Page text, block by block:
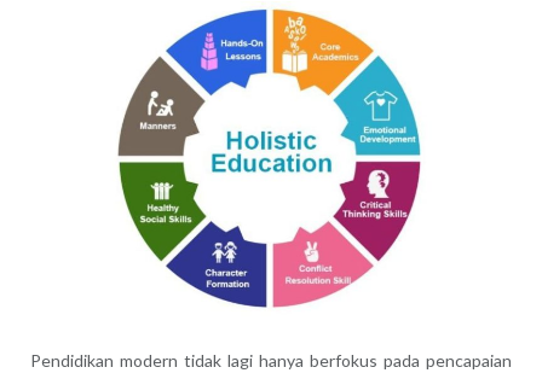
Pendidikan modern tidak lagi hanya berfokus pada pencapaian